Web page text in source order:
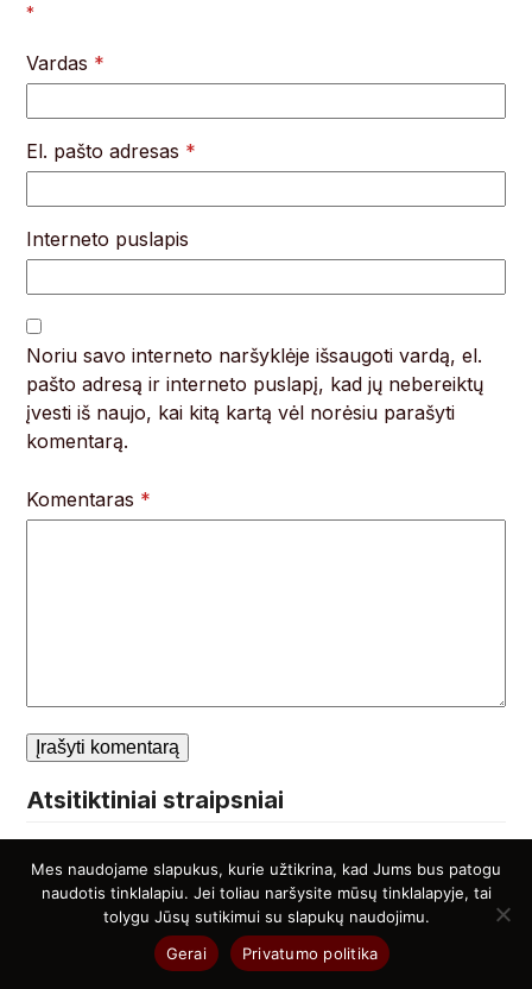
*
Vardas *
El. pašto adresas *
Interneto puslapis
Noriu savo interneto naršyklėje išsaugoti vardą, el.
pašto adresą ir interneto puslapį, kad jų nebereiktų
įvesti iš naujo, kai kitą kartą vėl norėsiu parašyti
komentarą.
Komentaras *
Atsitiktiniai straipsniai
Dirbtinės ašaros: kada jos gelbėja, o
kada žaloja?
Mes naudojame slapukus, kurie užtikrina, kad Jums bus patogu
naudotis tinklalapiu. Jei toliau naršysite mūsų tinklalapyje, tai
tolygu Jūsų sutikimui su slapukų naudojimu.
Gerai
Privatumo politika